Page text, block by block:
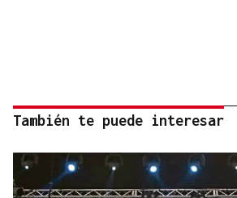
También te puede interesar